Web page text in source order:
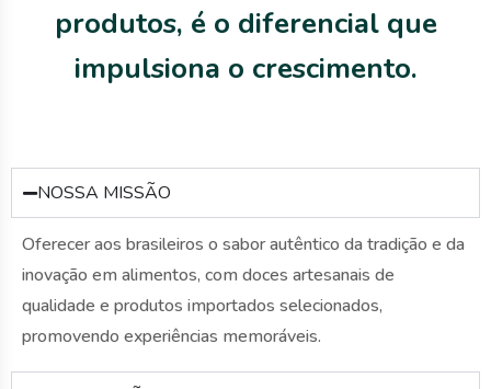
produtos, é o diferencial que
impulsiona o crescimento.
NOSSA MISSÃO
Oferecer aos brasileiros o sabor autêntico da tradição e da
inovação em alimentos, com doces artesanais de
qualidade e produtos importados selecionados,
promovendo experiências memoráveis.